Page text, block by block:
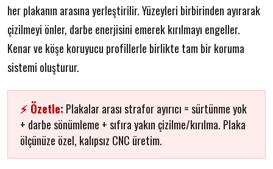
her plakanın arasına yerleştirilir. Yüzeyleri birbirinden ayırarak
çizilmeyi önler, darbe enerjisini emerek kırılmayı engeller.
Kenar ve köşe koruyucu profillerle birlikte tam bir koruma
sistemi oluşturur.
⚡ Özetle: Plakalar arası strafor ayırıcı = sürtünme yok
+ darbe sönümleme + sıfıra yakın çizilme/kırılma. Plaka
ölçünüze özel, kalıpsız CNC üretim.